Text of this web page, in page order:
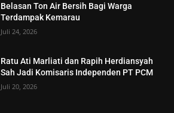
Belasan Ton Air Bersih Bagi Warga
Terdampak Kemarau
Juli 24, 2026
Ratu Ati Marliati dan Rapih Herdiansyah
Sah Jadi Komisaris Independen PT PCM
Juli 20, 2026